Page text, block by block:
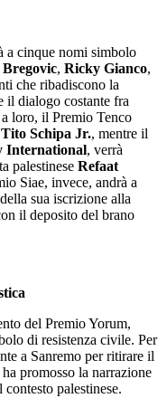
a cinque nomi simbolo
, Ricky Gianco,
che ribadiscono la
il dialogo costante fra
loro, il Premio Tenco
Tito Schipa Jr., mentre il
International, verrà
palestinese Refaat
Siae, invece, andrà a
sua iscrizione alla
il deposito del brano
del Premio Yorum,
di resistenza civile. Per
a Sanremo per ritirare il
promosso la narrazione
palestinese.